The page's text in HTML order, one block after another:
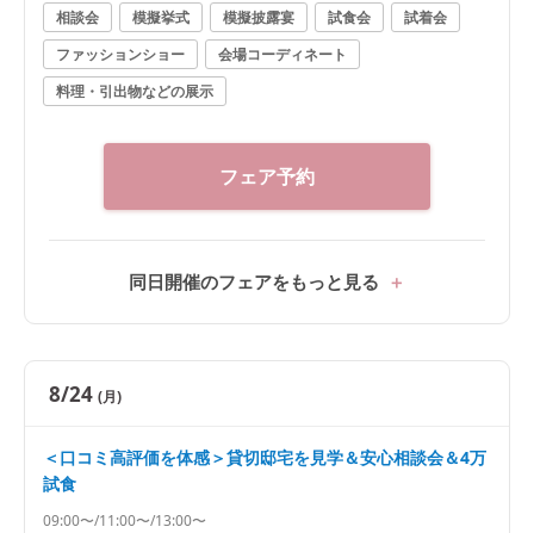
相談会 模擬挙式 模擬披露宴 試食会
試着会
ファッションショー
会場コーディネート
料理・引出物などの展示
フェア予約
同日開催のフェアをもっと見る
8/24 (月)
＜口コミ高評価を体感＞貸切邸宅を見学＆安心相談会＆4万
試食
09:00〜/11:00〜/13:00〜